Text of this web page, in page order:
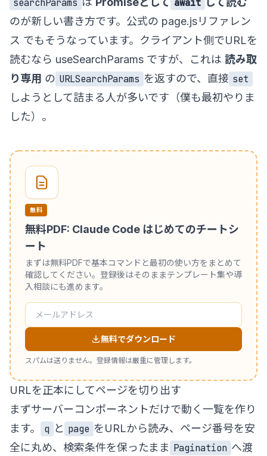
searchParams await
のが新しい書き方です。公式の page.jsリファレン
ス でもそうなっています。クライアント側でURLを
読むなら useSearchParams ですが、これは 読み取
り専用 の URLSearchParams を返すので、直接 set
しようとして詰まる人が多いです（僕も最初やりま
した）。
無料
無料PDF: Claude Code はじめてのチートシ
ート
まずは無料PDFで基本コマンドと最初の使い方をまとめて
確認してください。登録後はそのままテンプレート集や導
入相談にも進めます。
無料でダウンロード
スパムは送りません。登録情報は厳重に管理します。
URLを正本にしてページを切り出す
まずサーバーコンポーネントだけで動く一覧を作り
ます。
q と page をURLから読み、ページ番号を安
全に丸め、検索条件を保ったまま Pagination へ渡